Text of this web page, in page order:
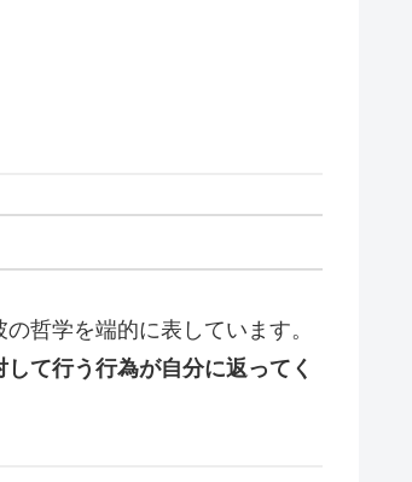
哲学を端的に表しています。
して行う行為が自分に返ってく